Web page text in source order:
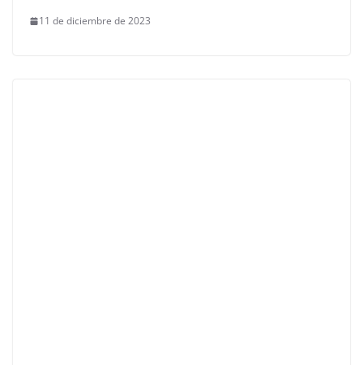
11 de diciembre de 2023